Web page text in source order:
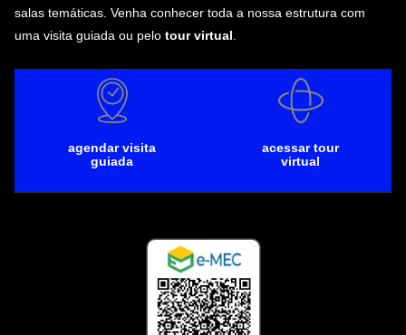
salas temáticas. Venha conhecer toda a nossa estrutura com
uma visita guiada ou pelo tour virtual
agendar visita
guiada
acessar tour
virtual